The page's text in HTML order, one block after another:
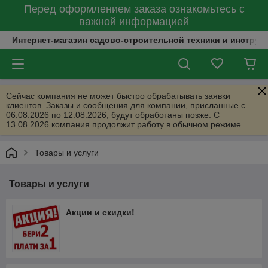
Перед оформлением заказа ознакомьтесь с
важной информацией
Интернет-магазин садово-строительной техники и
Сейчас компания не может быстро обрабатывать заявки
клиентов. Заказы и сообщения для компании, присланные с
06.08.2026 по 12.08.2026, будут обработаны позже. С
13.08.2026 компания продолжит работу в обычном режиме.
Товары и услуги
Товары и услуги
Акции и скидки!